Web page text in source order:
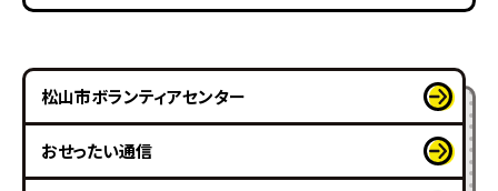
松山市ボランティアセンター
おせったい通信